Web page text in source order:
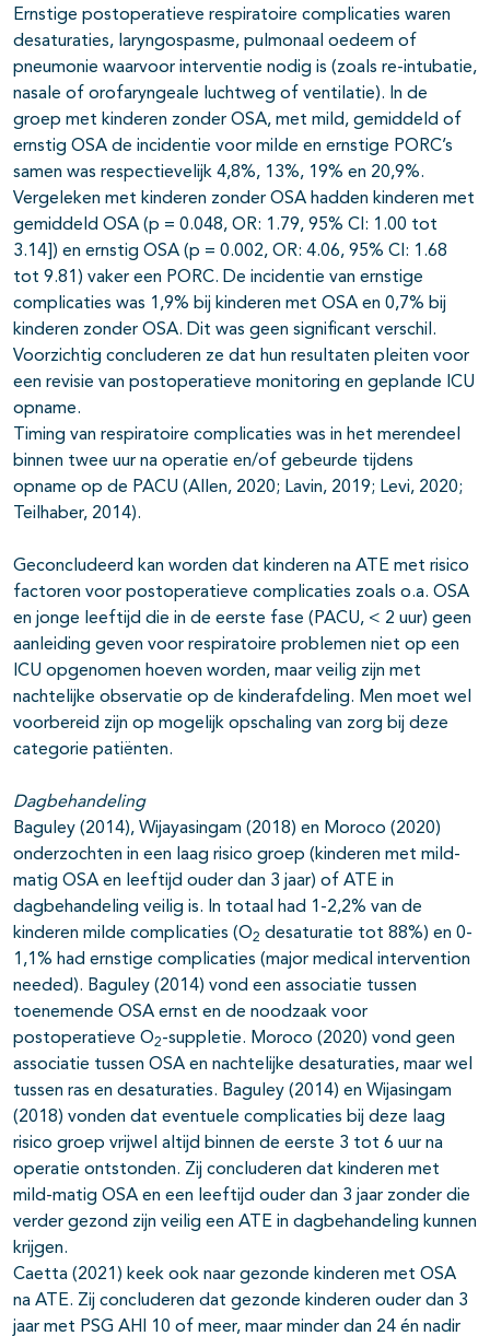
Ernstige postoperatieve respiratoire complicaties waren
desaturaties, laryngospasme, pulmonaal oedeem of
pneumonie waarvoor interventie nodig is (zoals re-intubatie,
nasale of orofaryngeale luchtweg of ventilatie). In de
groep met kinderen zonder OSA, met mild, gemiddeld of
ernstig OSA de incidentie voor milde en ernstige PORC’s
samen was respectievelijk 4,8%, 13%, 19% en 20,9%.
Vergeleken met kinderen zonder OSA hadden kinderen met
gemiddeld OSA (p = 0.048, OR: 1.79, 95% CI: 1.00 tot
3.14]) en ernstig OSA (p = 0.002, OR: 4.06, 95% CI: 1.68
tot 9.81) vaker een PORC. De incidentie van ernstige
complicaties was 1,9% bij kinderen met OSA en 0,7% bij
kinderen zonder OSA. Dit was geen significant verschil.
Voorzichtig concluderen ze dat hun resultaten pleiten voor
een revisie van postoperatieve monitoring en geplande ICU
opname.
Timing van respiratoire complicaties was in het merendeel
binnen twee uur na operatie en/of gebeurde tijdens
opname op de PACU (Allen, 2020; Lavin, 2019; Levi, 2020;
Teilhaber, 2014).
Geconcludeerd kan worden dat kinderen na ATE met risico
factoren voor postoperatieve complicaties zoals o.a. OSA
en jonge leeftijd die in de eerste fase (PACU, < 2 uur) geen
aanleiding geven voor respiratoire problemen niet op een
ICU opgenomen hoeven worden, maar veilig zijn met
nachtelijke observatie op de kinderafdeling. Men moet wel
voorbereid zijn op mogelijk opschaling van zorg bij deze
categorie patiënten.
Dagbehandeling
Baguley (2014), Wijayasingam (2018) en Moroco (2020)
onderzochten in een laag risico groep (kinderen met mild-
matig OSA en leeftijd ouder dan 3 jaar) of ATE in
dagbehandeling veilig is. In totaal had 1-2,2% van de
kinderen milde complicaties (O2 desaturatie tot 88%) en 0-
1,1% had ernstige complicaties (major medical intervention
needed). Baguley (2014) vond een associatie tussen
toenemende OSA ernst en de noodzaak voor
postoperatieve O2-suppletie. Moroco (2020) vond geen
associatie tussen OSA en nachtelijke desaturaties, maar wel
tussen ras en desaturaties. Baguley (2014) en Wijasingam
(2018) vonden dat eventuele complicaties bij deze laag
risico groep vrijwel altijd binnen de eerste 3 tot 6 uur na
operatie ontstonden. Zij concluderen dat kinderen met
mild-matig OSA en een leeftijd ouder dan 3 jaar zonder die
verder gezond zijn veilig een ATE in dagbehandeling kunnen
krijgen.
Caetta (2021) keek ook naar gezonde kinderen met OSA
na ATE. Zij concluderen dat gezonde kinderen ouder dan 3
jaar met PSG AHI 10 of meer, maar minder dan 24 én nadir